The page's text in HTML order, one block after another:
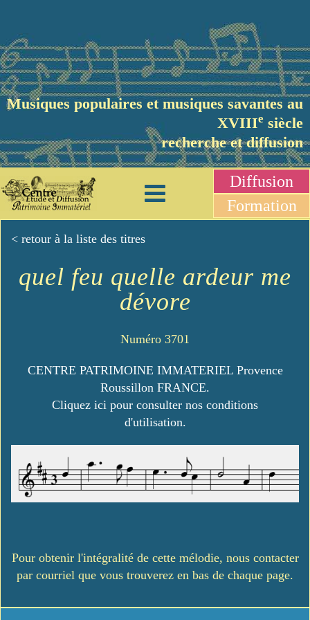
Musiques populaires et musiques savantes au
XVIIIe siècle
recherche et diffusion
Diffusion
Formation
< retour à la liste des titres
quel feu quelle ardeur me
dévore
Numéro 3701
CENTRE PATRIMOINE IMMATERIEL Provence
Roussillon FRANCE.
Cliquez ici pour consulter nos conditions
d'utilisation.
Pour obtenir l'intégralité de cette mélodie, nous contacter
par courriel que vous trouverez en bas de chaque page.